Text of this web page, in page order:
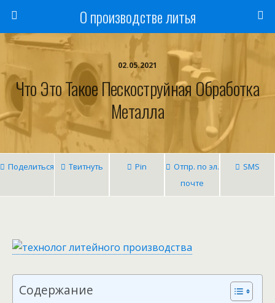
О производстве литья
02.05.2021
Что Это Такое Пескоструйная Обработка
Металла
Поделиться Твитнуть Pin
Отпр. по эл.
почте
SMS
Содержание